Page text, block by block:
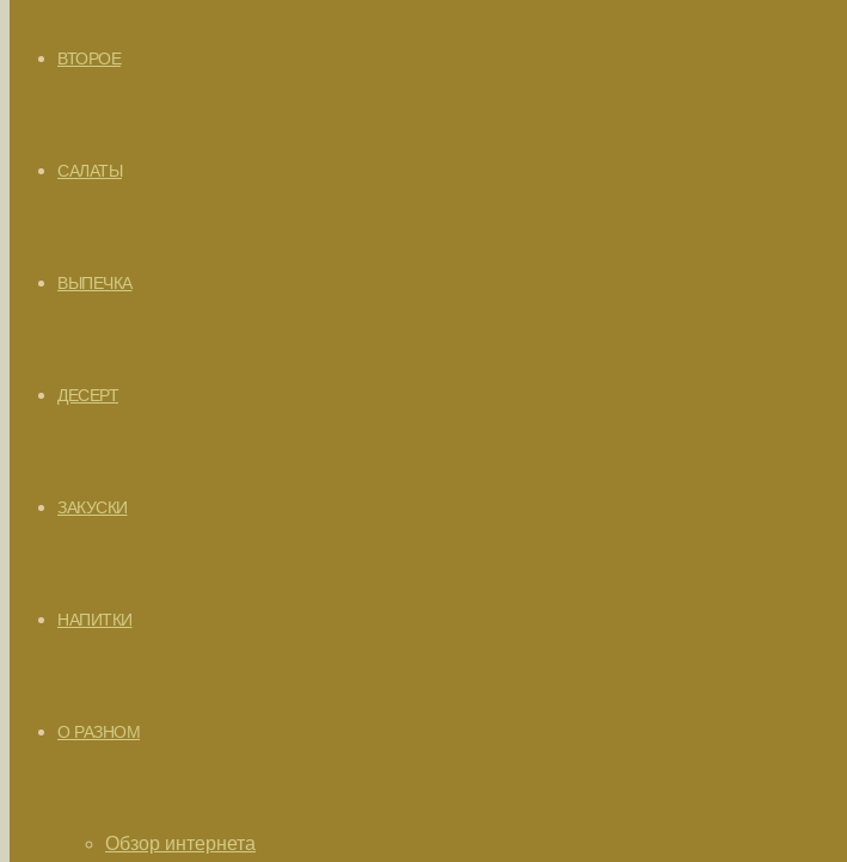
ВТОРОЕ
САЛАТЫ
ВЫПЕЧКА
ДЕСЕРТ
ЗАКУСКИ
НАПИТКИ
О РАЗНОМ
Обзор интернета